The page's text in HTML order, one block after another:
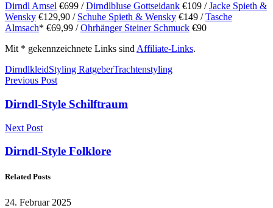
Dirndl Amsel €699 /Dirndlbluse Gottseidank €109 /Jacke Spieth &
Wensky €129,90 / Schuhe Spieth & Wensky €149 /Tasche
Almsach* €69,99 /Ohrhänger Steiner Schmuck €90
Mit * gekennzeichnete Links sind Affiliate-Links.
DirndlkleidStyling RatgeberTrachtenstyling
Previous Post
Dirndl-Style Schilftraum
Next Post
Dirndl-Style Folklore
Related Posts
24. Februar 2025